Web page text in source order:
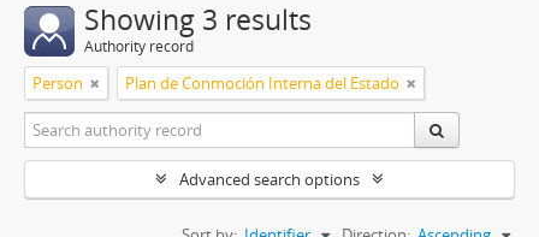
Showing 3 results
Authority record
Person Plan de Conmoción Interna del Estado
Advanced search options